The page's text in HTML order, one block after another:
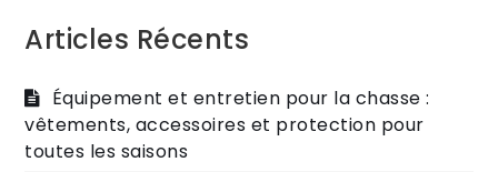
Articles Récents
Équipement et entretien pour la chasse :
vêtements, accessoires et protection pour
toutes les saisons